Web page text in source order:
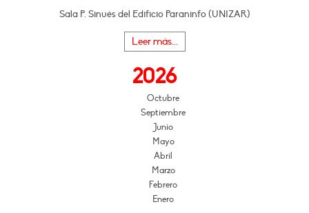
Sala P. Sinués del Edificio Paraninfo (UNIZAR)
Leer más...
2026
Octubre
Septiembre
Junio
Mayo
Abril
Marzo
Febrero
Enero